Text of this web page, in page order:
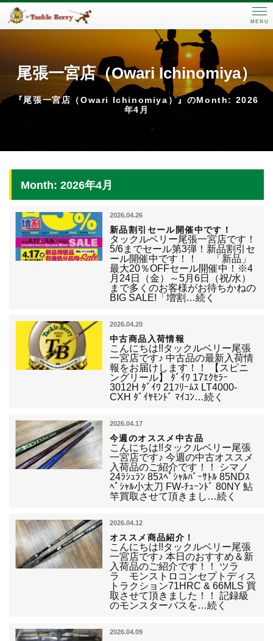
MENU
尾張一宮店（Owari Ichinomiya）
『尾張一宮店（Owari Ichinomiya）』のMonth: 2026
年4月
Month: 2026年4月
2026.04.26
新品割引セール開催中です！
タックルベリー尾張一宮店です！
5/6までセール第3弾！新品割引セ
ール開催中です！！ 「新品」
最大20％OFFセール開催中！※4
月24日（金）～5月6日（祝/水）
まで多くのお客様がお待ちかねの
BIG SALE!「増割…続く
2026.04.20
中古商品入荷情報
こんにちは!!タックルベリー尾張
一宮店です♪ 中古品の最新入荷情
報をお届けします！！ 【スピニ
ングリール】 ﾀﾞｲﾜ 17ｴｸｾﾗｰ
3012H ﾀﾞｲﾜ 21ﾌﾘｰﾑｽ LT4000-
CXH ﾀﾞｲﾔﾓﾝﾄﾞ ﾏｲｺﾝ…続く
2026.04.17
今週のオススメ中古品
こんにちは!!タックルベリー尾張
一宮店です♪ 今週の中古オススメ
入荷品のご紹介です！！ シマノ
24ﾗｼｭﾗﾝ 85ｽﾍﾟｼｬﾙﾊﾞｰｻﾄﾙ 85NDｽ
ﾍﾟｼｬﾙ小太刀 FW-ﾁｭｰﾝﾄﾞ 80NY 鮎
竿買取させて頂きまし…続く
2026.04.12
オススメ商品紹介！
こんにちは!!タックルベリー尾張
一宮店です♪ 本日のおすすめ＆新
入荷品のご紹介です！！ ツラ
ラ モンストロコンセプトディス
トラクション71HRC & 66MLS 買
取させて頂きました！！ 記録級
のモンスターバスを…続く
2026.04.09